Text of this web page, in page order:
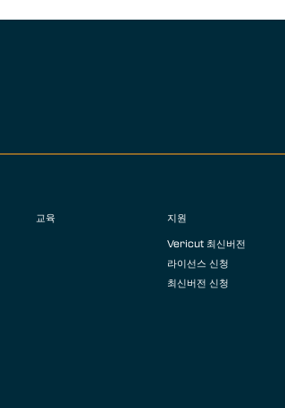
교육
지원
Vericut 최신버전
라이선스 신청
최신버전 신청